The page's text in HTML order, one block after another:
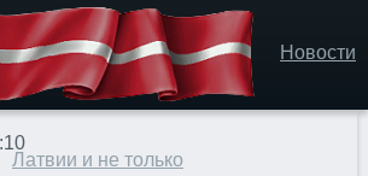
Новости
Латвии и не только